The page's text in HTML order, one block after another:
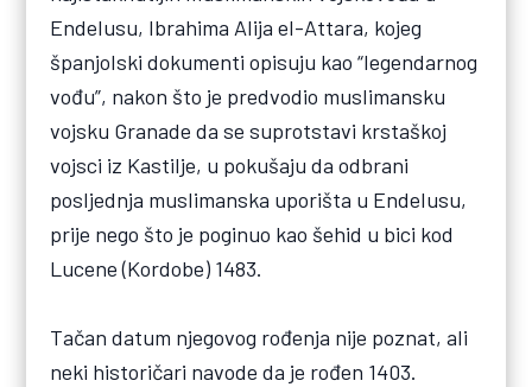
Endelusu, Ibrahima Alija el-Attara, kojeg
španjolski dokumenti opisuju kao “legendarnog
vođu”, nakon što je predvodio muslimansku
vojsku Granade da se suprotstavi krstaškoj
vojsci iz Kastilje, u pokušaju da odbrani
posljednja muslimanska uporišta u Endelusu,
prije nego što je poginuo kao šehid u bici kod
Lucene (Kordobe) 1483.
Tačan datum njegovog rođenja nije poznat, ali
neki historičari navode da je rođen 1403.